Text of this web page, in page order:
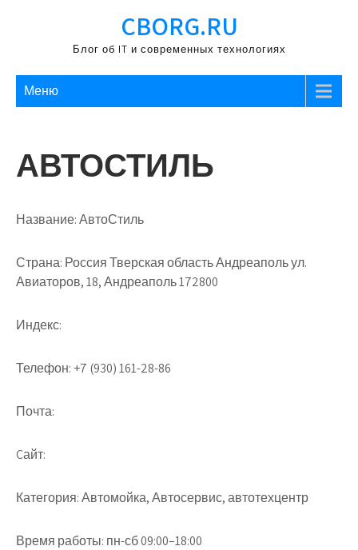
содержимому
CBORG.RU
Блог об IT и современных технологиях
Меню
АВТОСТИЛЬ
Название:АвтоСтиль
Страна: Россия Тверская область Андреаполь ул.
Авиаторов, 18, Андреаполь 172800
Индекс:
Телефон: +7 (930) 161-28-86
Почта:
Cайт:
Категория:Автомойка, Автосервис, автотехцентр
Время работы: пн-сб 09:00–18:00